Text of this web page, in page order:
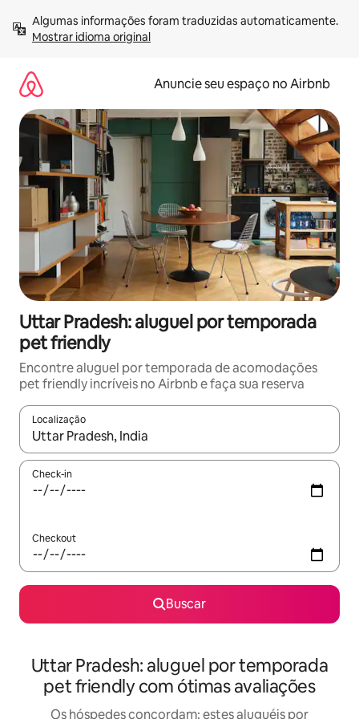
para
Mostrar idioma original
Anuncie seu espaço no Airbnb
Uttar Pradesh: aluguel por temporada
pet friendly
Encontre aluguel por temporada de acomodações
pet friendly incríveis no Airbnb e faça sua reserva
Localização
Quando os resultados estiverem disponíveis, explore-os
Check-in
Checkout
Buscar
Uttar Pradesh: aluguel por temporada
pet friendly com ótimas avaliações
Os hóspedes concordam: estes aluguéis por